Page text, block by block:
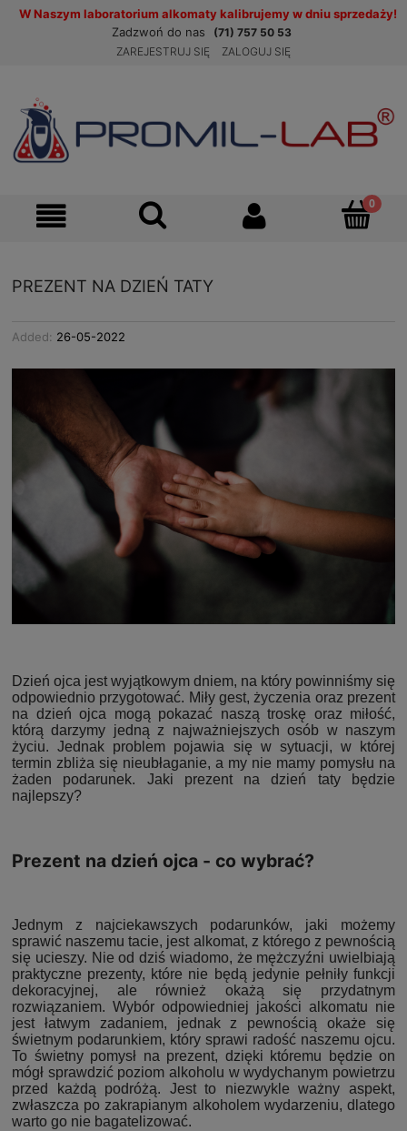
W Naszym laboratorium alkomaty kalibrujemy w dniu sprzedaży!
Zadzwoń do nas
(71) 757 50 53
ZAREJESTRUJ SIĘ
ZALOGUJ SIĘ
PREZENT NA DZIEŃ TATY
Added: 26-05-2022
Dzień ojca jest wyjątkowym dniem, na który powinniśmy się
odpowiednio przygotować. Miły gest, życzenia oraz prezent
na dzień ojca mogą pokazać naszą troskę oraz miłość,
którą darzymy jedną z najważniejszych osób w naszym
życiu. Jednak problem pojawia się w sytuacji, w której
termin zbliża się nieubłaganie, a my nie mamy pomysłu na
żaden podarunek. Jaki prezent na dzień taty będzie
najlepszy?
Prezent na dzień ojca - co wybrać?
Jednym z najciekawszych podarunków, jaki możemy
sprawić naszemu tacie, jest alkomat, z którego z pewnością
się ucieszy. Nie od dziś wiadomo, że mężczyźni uwielbiają
praktyczne prezenty, które nie będą jedynie pełniły funkcji
dekoracyjnej, ale również okażą się przydatnym
rozwiązaniem. Wybór odpowiedniej jakości alkomatu nie
jest łatwym zadaniem, jednak z pewnością okaże się
świetnym podarunkiem, który sprawi radość naszemu ojcu.
To świetny pomysł na prezent, dzięki któremu będzie on
mógł sprawdzić poziom alkoholu w wydychanym powietrzu
przed każdą podróżą. Jest to niezwykle ważny aspekt,
zwłaszcza po zakrapianym alkoholem wydarzeniu, dlatego
warto go nie bagatelizować.